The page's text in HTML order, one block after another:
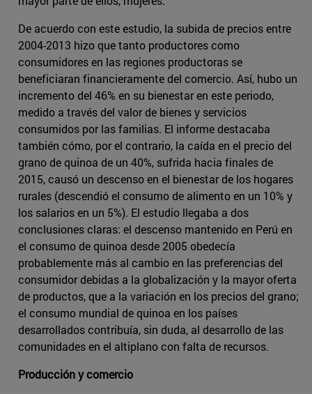
De acuerdo con este estudio, la subida de precios entre
2004-2013 hizo que tanto productores como
consumidores en las regiones productoras se
beneficiaran financieramente del comercio. Así, hubo un
incremento del 46% en su bienestar en este periodo,
medido a través del valor de bienes y servicios
consumidos por las familias. El informe destacaba
también cómo, por el contrario, la caída en el precio del
grano de quinoa de un 40%, sufrida hacia finales de
2015, causó un descenso en el bienestar de los hogares
rurales (descendió el consumo de alimento en un 10% y
los salarios en un 5%). El estudio llegaba a dos
conclusiones claras: el descenso mantenido en Perú en
el consumo de quinoa desde 2005 obedecía
probablemente más al cambio en las preferencias del
consumidor debidas a la globalización y la mayor oferta
de productos, que a la variación en los precios del grano;
el consumo mundial de quinoa en los países
desarrollados contribuía, sin duda, al desarrollo de las
comunidades en el altiplano con falta de recursos.
Producción y comercio